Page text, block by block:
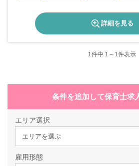
詳細を見る
1件中 1～1件表示
条件を追加して保育士求
エリア選択
エリアを選ぶ
雇用形態